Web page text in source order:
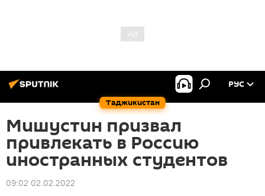
Таджикистан
РУС
Мишустин призвал
привлекать в Россию
иностранных студентов
09:02 02.02.2022